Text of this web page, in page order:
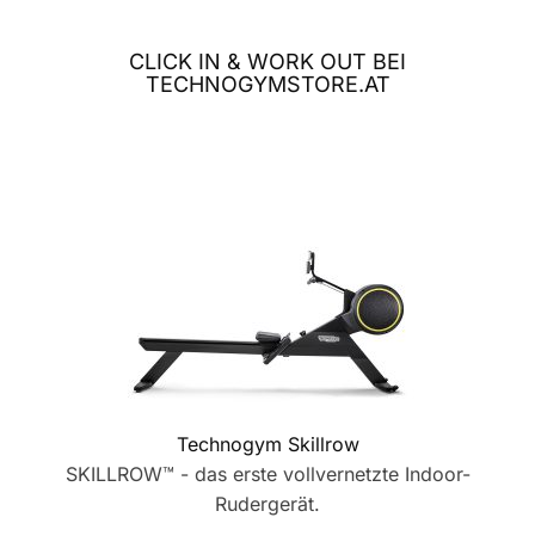
CLICK IN & WORK OUT BEI
TECHNOGYMSTORE.AT
Technogym Skillrow
SKILLROW™ - das erste vollvernetzte Indoor-
Rudergerät.